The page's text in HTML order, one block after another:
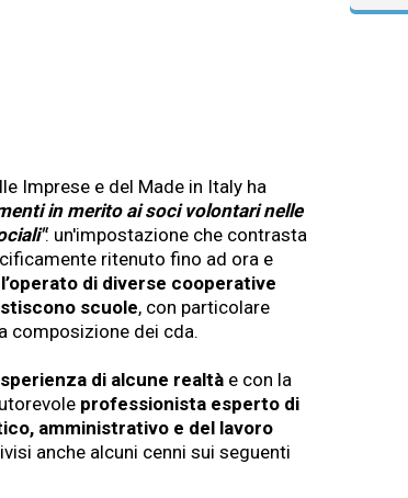
Imprese e del Made in Italy ha
in merito ai soci volontari nelle
: un'impostazione che contrasta
ritenuto fino ad ora e
di diverse cooperative
scuole, con particolare
composizione dei cda.
di alcune realtà e con la
professionista esperto di
amministrativo e del lavoro
anche alcuni cenni sui seguenti